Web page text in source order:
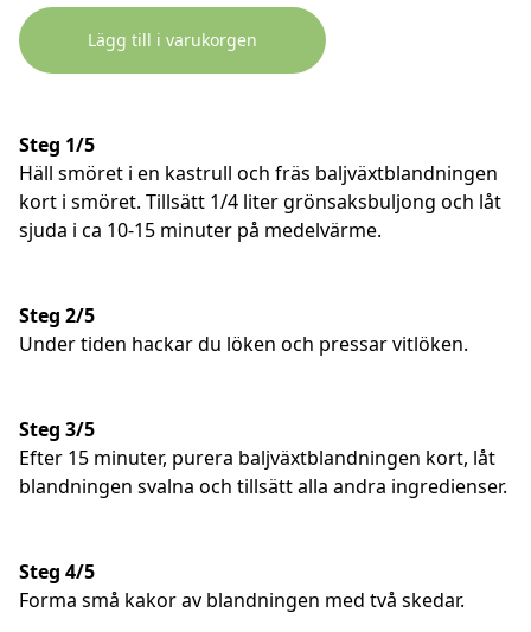
Lägg till i varukorgen
Steg 1/5
Häll smöret i en kastrull och fräs baljväxtblandningen
kort i smöret. Tillsätt 1/4 liter grönsaksbuljong och låt
sjuda i ca 10-15 minuter på medelvärme.
Steg 2/5
Under tiden hackar du löken och pressar vitlöken.
Steg 3/5
Efter 15 minuter, purera baljväxtblandningen kort, låt
blandningen svalna och tillsätt alla andra ingredienser.
Steg 4/5
Forma små kakor av blandningen med två skedar.